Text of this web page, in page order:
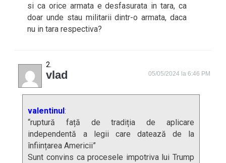
si ca orice armata e desfasurata in tara, ca
doar unde stau militarii dintr-o armata, daca
nu in tara respectiva?
vlad 05/05/2024 la 6:46 PM
valentinul:
“ruptură față de tradiția de aplicare
independentă a legii care datează de la
înființarea Americii”
Sunt convins ca procesele impotriva lui Trump